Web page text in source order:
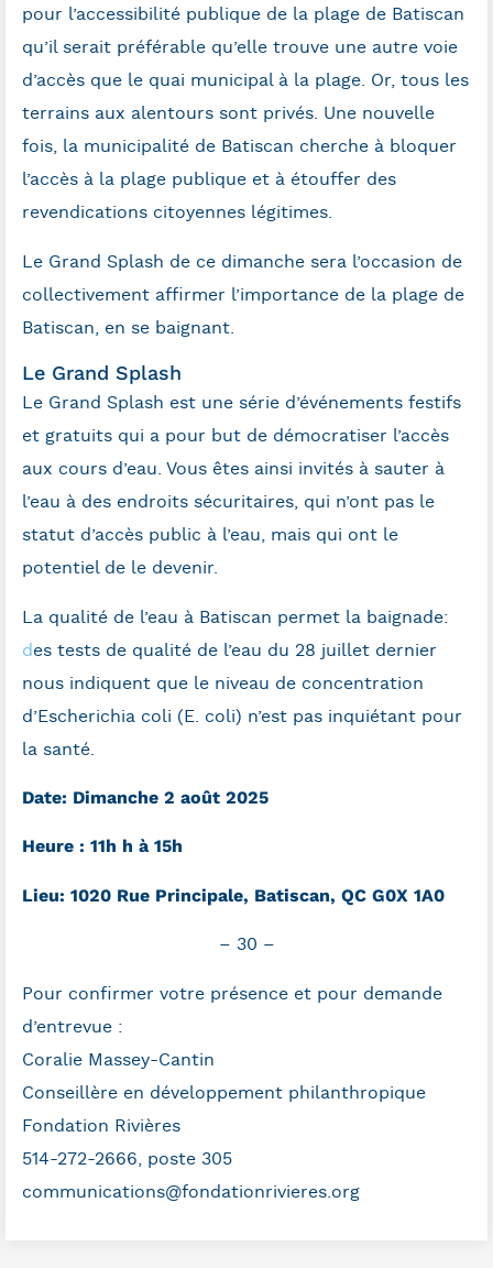
pour l’accessibilité publique de la plage de Batiscan
qu’il serait préférable qu’elle trouve une autre voie
d’accès que le quai municipal à la plage. Or, tous les
terrains aux alentours sont privés. Une nouvelle
fois, la municipalité de Batiscan cherche à bloquer
l’accès à la plage publique et à étouffer des
revendications citoyennes légitimes.
Le Grand Splash de ce dimanche sera l’occasion de
collectivement affirmer l’importance de la plage de
Batiscan, en se baignant.
Le Grand Splash
Le Grand Splash est une série d’événements festifs
et gratuits qui a pour but de démocratiser l’accès
aux cours d’eau. Vous êtes ainsi invités à sauter à
l’eau à des endroits sécuritaires, qui n’ont pas le
statut d’accès public à l’eau, mais qui ont le
potentiel de le devenir.
La qualité de l’eau à Batiscan permet la baignade:
des tests de qualité de l’eau du 28 juillet dernier
nous indiquent que le niveau de concentration
d’Escherichia coli (E. coli) n’est pas inquiétant pour
la santé.
Date: Dimanche 2 août 2025
Heure : 11h h à 15h
Lieu: 1020 Rue Principale, Batiscan, QC G0X 1A0
– 30 –
Pour confirmer votre présence et pour demande
d’entrevue :
Coralie Massey-Cantin
Conseillère en développement philanthropique
Fondation Rivières
514-272-2666, poste 305
communications@fondationrivieres.org